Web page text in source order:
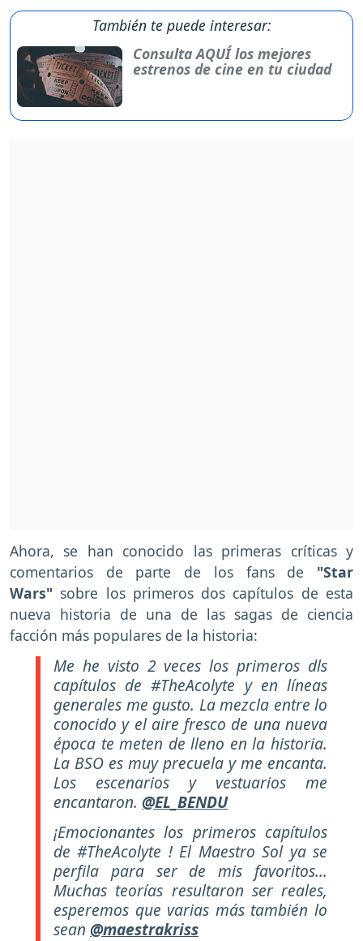
También te puede interesar:
Consulta AQUÍ los mejores
estrenos de cine en tu ciudad
Ahora, se han conocido las primeras críticas y
comentarios de parte de los fans de "Star
Wars" sobre los primeros dos capítulos de esta
nueva historia de una de las sagas de ciencia
facción más populares de la historia:
Me he visto 2 veces los primeros dls
capítulos de #TheAcolyte y en líneas
generales me gusto. La mezcla entre lo
conocido y el aire fresco de una nueva
época te meten de lleno en la historia.
La BSO es muy precuela y me encanta.
Los escenarios y vestuarios me
encantaron. @EL_BENDU
¡Emocionantes los primeros capítulos
de #TheAcolyte ! El Maestro Sol ya se
perfila para ser de mis favoritos...
Muchas teorías resultaron ser reales,
esperemos que varias más también lo
sean @maestrakriss